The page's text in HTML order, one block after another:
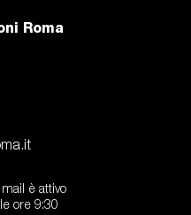
Roma
mail è attivo
ore 9:30